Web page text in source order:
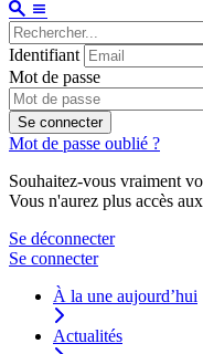
Identifiant
Mot de passe
Se connecter
Mot de passe oublié ?
Souhaitez-vous vraiment
Vous n'aurez plus accès
Se déconnecter
Se connecter
À la une aujourd’hui
Actualités